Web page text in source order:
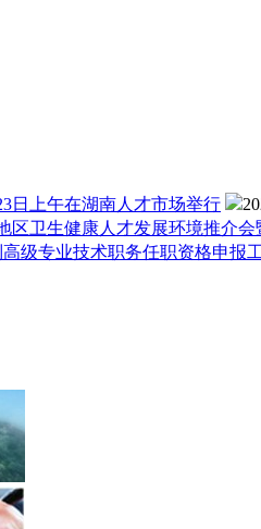
日上午在湖南人才市场举行
区卫生健康人才发展环境推介会
级专业技术职务任职资格申报